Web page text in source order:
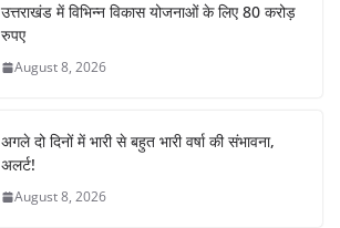
उत्तराखंड में विभिन्न विकास योजनाओं के लिए 80 करोड़
रुपए
August 8, 2026
अगले दो दिनों में भारी से बहुत भारी वर्षा की संभावना,
अलर्ट!
August 8, 2026